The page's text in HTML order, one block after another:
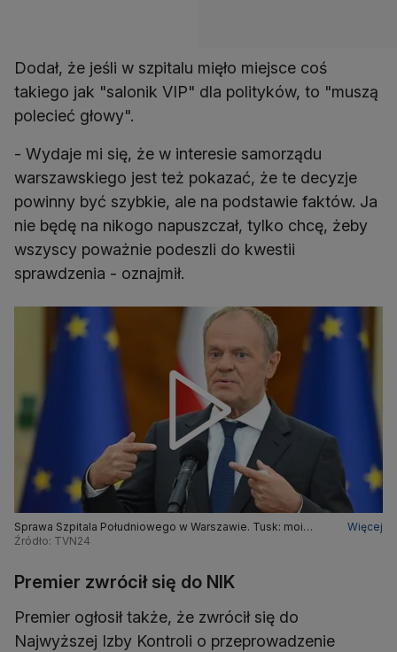
Dodał, że jeśli w szpitalu mięło miejsce coś
takiego jak "salonik VIP" dla polityków, to "muszą
polecieć głowy".
- Wydaje mi się, że w interesie samorządu
warszawskiego jest też pokazać, że te decyzje
powinny być szybkie, ale na podstawie faktów. Ja
nie będę na nikogo napuszczał, tylko chcę, żeby
wszyscy poważnie podeszli do kwestii
sprawdzenia - oznajmił.
Sprawa Szpitala Południowego w Warszawie. Tusk: moi
ludzie kontaktowali się z samorządem
Więcej
Źródło: TVN24
Premier zwrócił się do NIK
Premier ogłosił także, że zwrócił się do
Najwyższej Izby Kontroli o przeprowadzenie